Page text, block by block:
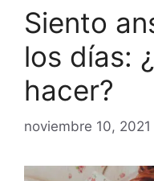
Siento
los días:
hacer?
noviembre 10, 2021